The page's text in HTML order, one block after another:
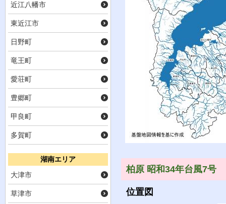
近江八幡市
東近江市
日野町
竜王町
愛荘町
豊郷町
甲良町
多賀町
湖南エリア
大津市
草津市
柏原 昭和34年台風7号
位置図